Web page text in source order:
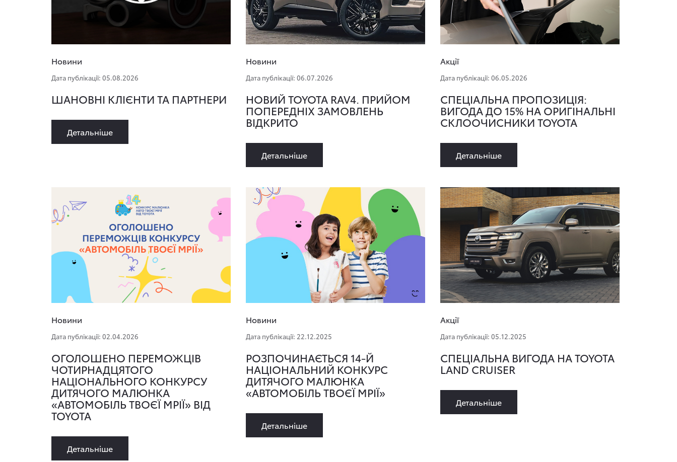
Новини
Дата публікації: 05.08.2026
ШАНОВНІ КЛІЄНТИ ТА ПАРТНЕРИ
Детальнiше
Новини
Дата публікації: 06.07.2026
НОВИЙ TOYOTA RAV4. ПРИЙОМ
ПОПЕРЕДНІХ ЗАМОВЛЕНЬ
ВІДКРИТО
Детальнiше
Акції
Дата публікації: 06.05.2026
СПЕЦІАЛЬНА ПРОПОЗИЦІЯ:
ВИГОДА ДО 15% НА ОРИГІНАЛЬНІ
СКЛООЧИСНИКИ TOYOTA
Детальнiше
Новини
Дата публікації: 02.04.2026
ОГОЛОШЕНО ПЕРЕМОЖЦІВ
ЧОТИРНАДЦЯТОГО
НАЦІОНАЛЬНОГО КОНКУРСУ
ДИТЯЧОГО МАЛЮНКА
«АВТОМОБІЛЬ ТВОЄЇ МРІЇ» ВІД
TOYOTA
Детальнiше
Новини
Дата публікації: 22.12.2025
РОЗПОЧИНАЄТЬСЯ 14-Й
НАЦІОНАЛЬНИЙ КОНКУРС
ДИТЯЧОГО МАЛЮНКА
«АВТОМОБІЛЬ ТВОЄЇ МРІЇ»
Детальнiше
Акції
Дата публікації: 05.12.2025
СПЕЦІАЛЬНА ВИГОДА НА TOYOTA
LAND CRUISER
Детальнiше